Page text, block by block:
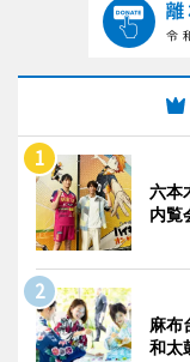
六本
内覧
麻布
和太